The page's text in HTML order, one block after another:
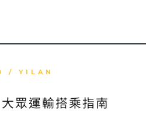
/ YILAN
眾運輸搭乘指南